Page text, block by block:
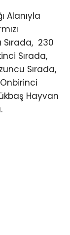
Alanıyla
Sırada, 230
Sırada,
Sırada,
Onbirinci
Hayvan